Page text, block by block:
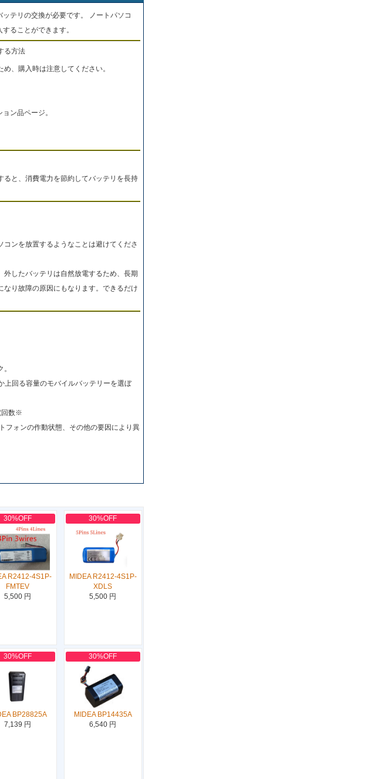
テリの交換が必要です。 ノートパソコ
ることができます。
る方法
、購入時は注意してください。
ン品ページ。
ると、消費電力を節約してバッテリを長持
ンを放置するようなことは避けてくださ
したバッテリは自然放電するため、長期
り故障の原因にもなります。できるだけ
上回る容量のモバイルバッテリーを選ぼ
回数※
フォンの作動状態、その他の要因により異
30%OFF
R2412-4S1P-
FMTEV
5,500 円
30%OFF
MIDEA R2412-4S1P-
XDLS
5,500 円
30%OFF
BP28825A
7,139 円
30%OFF
MIDEA BP14435A
6,540 円